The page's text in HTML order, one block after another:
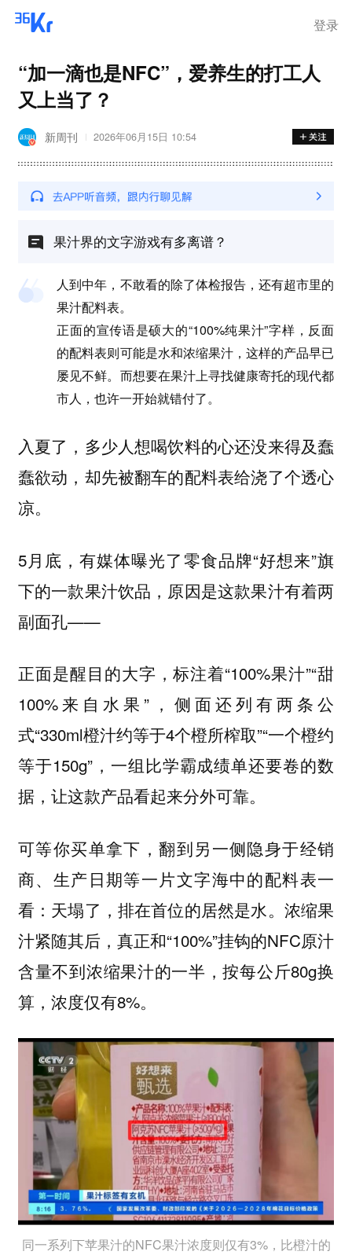
登录
“加一滴也是NFC”，爱养生的打工人
又上当了？
新周刊 2026年06月15日 10:54
果汁界的文字游戏有多离谱？
人到中年，不敢看的除了体检报告，还有超市里的
果汁配料表。
正面的宣传语是硕大的“100%纯果汁”字样，反面
的配料表则可能是水和浓缩果汁，这样的产品早已
屡见不鲜。而想要在果汁上寻找健康寄托的现代都
市人，也许一开始就错付了。
入夏了，多少人想喝饮料的心还没来得及蠢
蠢欲动，却先被翻车的配料表给浇了个透心
凉。
5月底，有媒体曝光了零食品牌“好想来”旗
下的一款果汁饮品，原因是这款果汁有着两
副面孔——
正面是醒目的大字，标注着“100%果汁”“甜
100%来自水果”，侧面还列有两条公
式“330ml橙汁约等于4个橙所榨取”“一个橙约
等于150g”，一组比学霸成绩单还要卷的数
据，让这款产品看起来分外可靠。
可等你买单拿下，翻到另一侧隐身于经销
商、生产日期等一片文字海中的配料表一
看：天塌了，排在首位的居然是水。浓缩果
汁紧随其后，真正和“100%”挂钩的NFC原汁
含量不到浓缩果汁的一半，按每公斤80g换
算，浓度仅有8%。
同一系列下苹果汁的NFC果汁浓度则仅有3%，比橙汁的